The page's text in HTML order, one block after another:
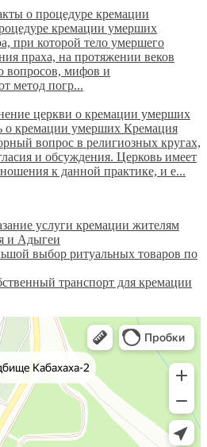
о процедуре кремации
кремации умерших
при которой тело умершего
праха, на протяжении веков
вопросов, мифов и
метод погр...
церкви о кремации умерших
о кремации умерших Кремация
вопрос в религиозных кругах,
и обсуждения. Церковь имеет
к данной практике, и е...
услуги кремации жителям
и Адыгеи
выбор ритуальных товаров по
транспорт для кремации